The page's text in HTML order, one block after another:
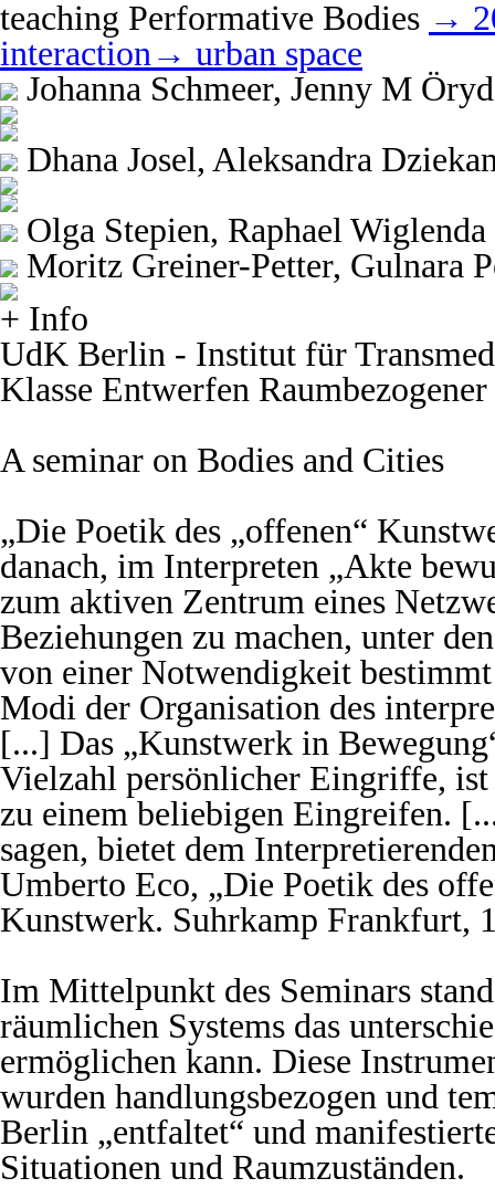
teaching Performative Bodies →
interaction → urban space
Johanna Schmeer, Jenny M
Dhana Josel, Aleksandra
Olga Stepien, Raphael
Moritz Greiner-Petter, Gulnara
+ Info
UdK Berlin - Institut für
Klasse Entwerfen
A seminar on Bodies and Cities
„Die Poetik des „offenen“
danach, im Interpreten „Akte
zum aktiven Zentrum eines
Beziehungen zu machen, unter
von einer Notwendigkeit
Modi der Organisation des
[...] Das „Kunstwerk in
Vielzahl persönlicher Eingriffe,
zu einem beliebigen Eingreifen.
sagen, bietet dem
Umberto Eco, „Die Poetik des
Kunstwerk. Suhrkamp Frankfurt,
Im Mittelpunkt des Seminars
räumlichen Systems das
ermöglichen kann. Diese
wurden handlungsbezogen und
Berlin „entfaltet“ und
Situationen und Raumzuständen.